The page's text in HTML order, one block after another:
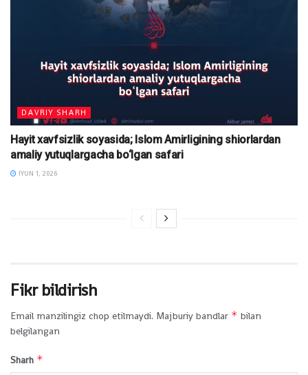
DAVRIY SHARH
Hayit xavfsizlik soyasida; Islom Amirligining shiorlardan
amaliy yutuqlargacha bo‘lgan safari
IYUN 1, 2026
Fikr bildirish
Email manzilingiz chop etilmaydi. Majburiy bandlar * bilan
belgilangan
Sharh *